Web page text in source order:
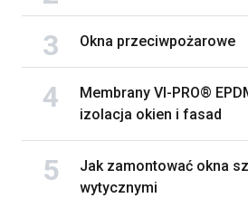
Okna przeciwpożarowe
Membrany VI-PRO®
izolacja okien i fasad
Jak zamontować okna
wytycznymi